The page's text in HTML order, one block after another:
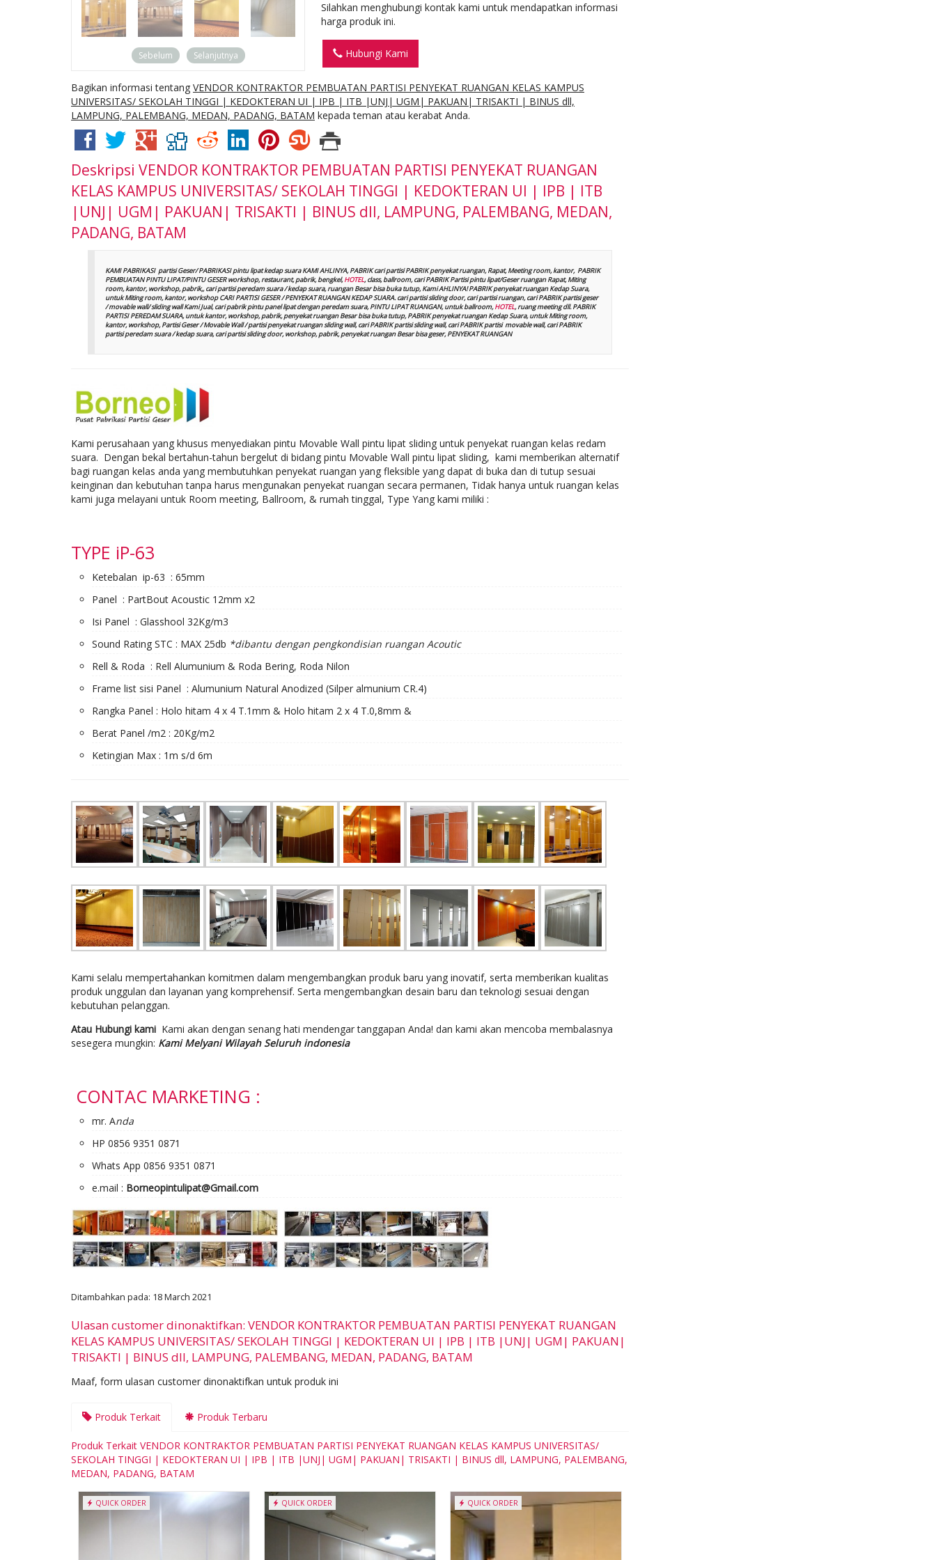
Sebelum Selanjutnya
Silahkan menghubungi kontak kami untuk mendapatkan informasi
harga produk ini.
Hubungi Kami
Bagikan informasi tentang VENDOR KONTRAKTOR PEMBUATAN PARTISI PENYEKAT RUANGAN KELAS KAMPUS
UNIVERSITAS/ SEKOLAH TINGGI | KEDOKTERAN UI | IPB | ITB |UNJ| UGM| PAKUAN| TRISAKTI | BINUS dll,
LAMPUNG, PALEMBANG, MEDAN, PADANG, BATAM kepada teman atau kerabat Anda.
Deskripsi VENDOR KONTRAKTOR PEMBUATAN PARTISI PENYEKAT RUANGAN
KELAS KAMPUS UNIVERSITAS/ SEKOLAH TINGGI | KEDOKTERAN UI | IPB | ITB
|UNJ| UGM| PAKUAN| TRISAKTI | BINUS dll, LAMPUNG, PALEMBANG, MEDAN,
PADANG, BATAM
KAMI PABRIKASI partisi Geser/ PABRIKASI pintu lipat kedap suara KAMI AHLINYA, PABRIK cari partisi PABRIK penyekat ruangan, Rapat, Meeting room, kantor, PABRIK
PEMBUATAN PINTU LIPAT/PINTU GESER workshop, restaurant, pabrik, bengkel,HOTEL, class, ballroom, cari PABRIK Partisi pintu lipat/Geser ruangan Rapat, Miting
room, kantor, workshop, pabrik,, cari partisi peredam suara / kedap suara, ruangan Besar bisa buka tutup, Kami AHLINYA! PABRIK penyekat ruangan Kedap Suara,
untuk Miting room, kantor, workshop CARI PARTISI GESER / PENYEKAT RUANGAN KEDAP SUARA. cari partisi sliding door, cari partisi ruangan, cari PABRIK partisi geser
/ movable wall/ sliding wall Kami Jual, cari pabrik pintu panel lipat dengan peredam suara, PINTU LIPAT RUANGAN, untuk ballroom,HOTEL, ruang meeting dll. PABRIK
PARTISI PEREDAM SUARA, untuk kantor, workshop, pabrik, penyekat ruangan Besar bisa buka tutup, PABRIK penyekat ruangan Kedap Suara, untuk Miting room,
kantor, workshop, Partisi Geser / Movable Wall / partisi penyekat ruangan sliding wall, cari PABRIK partisi sliding wall, cari PABRIK partisi movable wall, cari PABRIK
partisi peredam suara / kedap suara, cari partisi sliding door, workshop, pabrik, penyekat ruangan Besar bisa geser, PENYEKAT RUANGAN
Kami perusahaan yang khusus menyediakan pintu Movable Wall pintu lipat sliding untuk penyekat ruangan kelas redam
suara. Dengan bekal bertahun-tahun bergelut di bidang pintu Movable Wall pintu lipat sliding, kami memberikan alternatif
bagi ruangan kelas anda yang membutuhkan penyekat ruangan yang fleksible yang dapat di buka dan di tutup sesuai
keinginan dan kebutuhan tanpa harus mengunakan penyekat ruangan secara permanen, Tidak hanya untuk ruangan kelas
kami juga melayani untuk Room meeting, Ballroom, & rumah tinggal, Type Yang kami miliki :
TYPE iP-63
Ketebalan ip-63 : 65mm
Panel : PartBout Acoustic 12mm x2
Isi Panel : Glasshool 32Kg/m3
Sound Rating STC : MAX 25db *dibantu dengan pengkondisian ruangan Acoutic
Rell & Roda : Rell Alumunium & Roda Bering, Roda Nilon
Frame list sisi Panel : Alumunium Natural Anodized (Silper almunium CR.4)
Rangka Panel : Holo hitam 4 x 4 T.1mm & Holo hitam 2 x 4 T.0,8mm &
Berat Panel /m2 : 20Kg/m2
Ketingian Max : 1m s/d 6m
Kami selalu mempertahankan komitmen dalam mengembangkan produk baru yang inovatif, serta memberikan kualitas
produk unggulan dan layanan yang komprehensif. Serta mengembangkan desain baru dan teknologi sesuai dengan
kebutuhan pelanggan.
Atau Hubungi kami Kami akan dengan senang hati mendengar tanggapan Anda! dan kami akan mencoba membalasnya
sesegera mungkin: Kami Melyani Wilayah Seluruh indonesia
CONTAC MARKETING :
mr. Anda
HP 0856 9351 0871
Whats App 0856 9351 0871
e.mail : Borneopintulipat@Gmail.com
Ditambahkan pada: 18 March 2021
Ulasan customer dinonaktifkan: VENDOR KONTRAKTOR PEMBUATAN PARTISI PENYEKAT RUANGAN
KELAS KAMPUS UNIVERSITAS/ SEKOLAH TINGGI | KEDOKTERAN UI | IPB | ITB |UNJ| UGM| PAKUAN|
TRISAKTI | BINUS dll, LAMPUNG, PALEMBANG, MEDAN, PADANG, BATAM
Maaf, form ulasan customer dinonaktifkan untuk produk ini
Produk Terkait Produk Terbaru
Produk Terkait VENDOR KONTRAKTOR PEMBUATAN PARTISI PENYEKAT RUANGAN KELAS KAMPUS UNIVERSITAS/
SEKOLAH TINGGI | KEDOKTERAN UI | IPB | ITB |UNJ| UGM| PAKUAN| TRISAKTI | BINUS dll, LAMPUNG, PALEMBANG,
MEDAN, PADANG, BATAM
QUICK ORDER QUICK ORDER QUICK ORDER